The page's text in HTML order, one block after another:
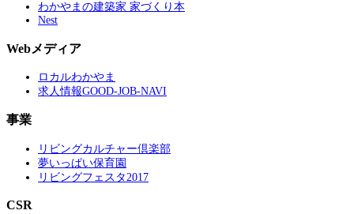
わかやまの建築家 家づくり本
Nest
Webメディア
ロカルわかやま
求人情報GOOD-JOB-NAVI
事業
リビングカルチャー倶楽部
夢いっぱい保育園
リビングフェスタ2017
CSR